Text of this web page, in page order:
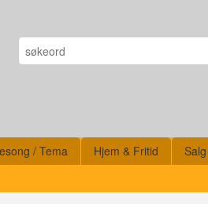
/ Tema Hjem & Fritid Salg